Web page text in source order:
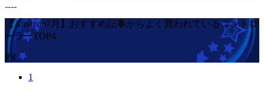
【Amazon7月】おすすめ記事からよく買われているコントロ
ーラーTOP4
PR
1